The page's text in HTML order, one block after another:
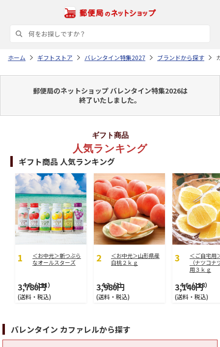
ホーム ギフトストア バレンタイン特集2027 ブランドから探す
郵便局のネットショップ バレンタイン特集2026は
終了いたしました。
ギフト商品
人気ランキング
ギフト商品 人気ランキング
＜お中元＞新つぶら
なオールスターズ
4.8（191）
3,780円
(送料・税込)
＜お中元＞山形県産
白桃２ｋｇ
4.3（3）
3,980円
(送料・税込)
＜ご自宅用
（ナツコナ
用３ｋｇ
4.6（158）
3,140円
(送料・税込)
バレンタイン カファレルから探す